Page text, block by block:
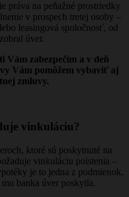
práva na peňažné prostriedky
v prospech tretej osoby –
leasingová spoločnosť, od
úver.
Vám zabezpečím a v deň
Vám pomôžem vybaviť aj
zmluvy.
vinkuláciu?
ktoré sú poskytnuté na
vinkuláciu poistenia –
je to jedna z podmienok,
banka úver poskytla.